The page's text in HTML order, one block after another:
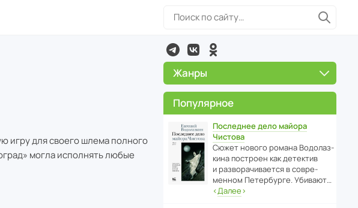
игру для своего шлема полного
могла исполнять любые
Жанры
Популярное
Последнее дело майора
Чистова
Сюжет нового романа Водо­ла­з­
кина пост­роен как дете­ктив
и разво­ра­чи­ва­ется в совре­
менном Пете­р­бурге. Убивают…
‹Далее›